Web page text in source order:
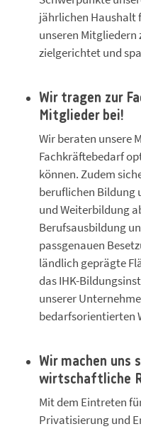
jährlichen Haushalt
unseren
zielgerichtet und
Wir tragen zur
Mitglieder bei!
Wir beraten unsere
Fachkräftebedarf
können. Zudem
beruflichen Bildung
und Weiterbildung
Berufsausbildung
passgenauen
ländlich geprägte
das IHK-
unserer
bedarfsorientierten
Wir machen uns
wirtschaftliche
Mit dem Eintreten
Privatisierung und